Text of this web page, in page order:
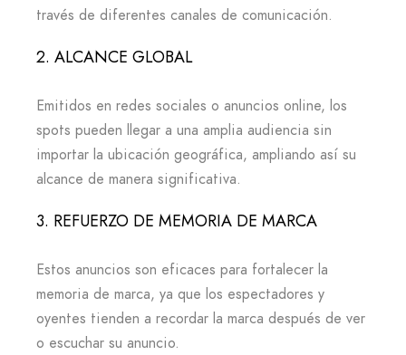
través de diferentes canales de comunicación.
2. ALCANCE GLOBAL
Emitidos en redes sociales o anuncios online, los
spots pueden llegar a una amplia audiencia sin
importar la ubicación geográfica, ampliando así su
alcance de manera significativa.
3. REFUERZO DE MEMORIA DE MARCA
Estos anuncios son eficaces para fortalecer la
memoria de marca, ya que los espectadores y
oyentes tienden a recordar la marca después de ver
o escuchar su anuncio.